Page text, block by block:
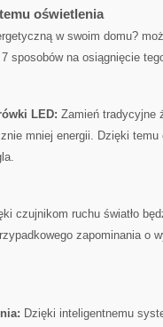
oświetlenia
w swoim domu?
sposobów na​ osiągnięcie​
LED: Zamień⁢ tradycyjne
⁣mniej energii. Dzięki⁤
czujnikom ‍ruchu światło
zapominania o
Dzięki inteligentnemu